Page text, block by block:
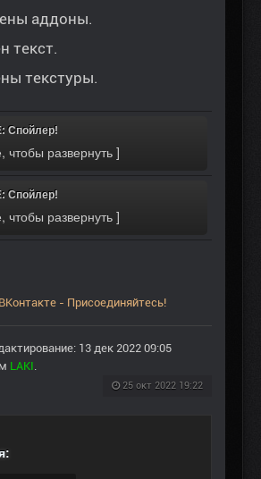
аддоны.
текст.
текстуры.
- Присоединяйтесь!
13 дек 2022 09:05
LAKI.
25 окт 2022 19:22